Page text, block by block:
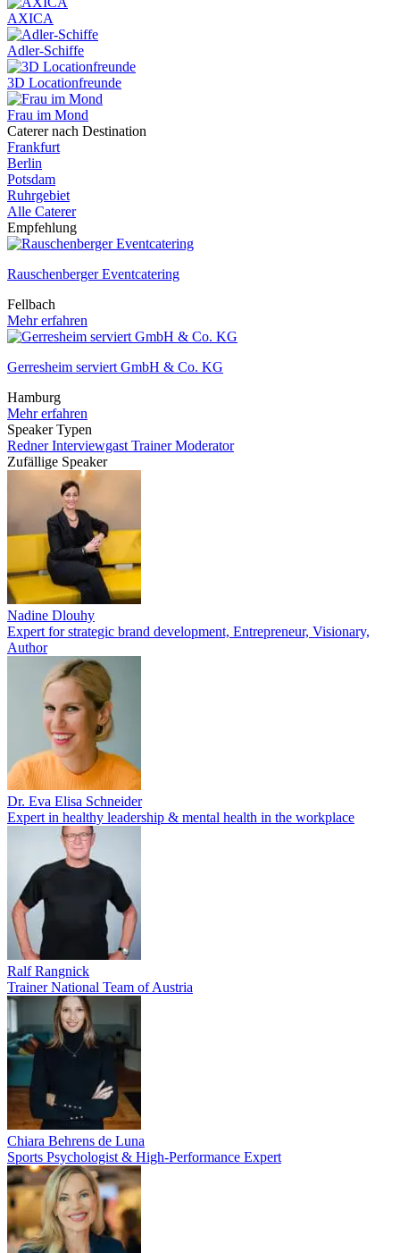
AXICA
Adler-Schiffe
3D Locationfreunde
Frau im Mond
Caterer nach Destination
Frankfurt
Berlin
Potsdam
Ruhrgebiet
Alle Caterer
Empfehlung
Rauschenberger Eventcatering
Fellbach
Mehr erfahren
Gerresheim serviert GmbH & Co. KG
Hamburg
Mehr erfahren
Speaker Typen
RednerInterviewgast TrainerModerator
Zufällige Speaker
Nadine Dlouhy
Expert for strategic brand development, Entrepreneur, Visionary,
Author
Dr. Eva Elisa Schneider
Expert in healthy leadership & mental health in the workplace
Ralf Rangnick
Trainer National Team of Austria
Chiara Behrens de Luna
Sports Psychologist & High-Performance Expert